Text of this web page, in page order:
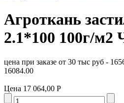
Агроткань
2.1*100 100г/м2
цена при заказе от 30 тыс руб -
16084.00
Цена 17 064,00 Р